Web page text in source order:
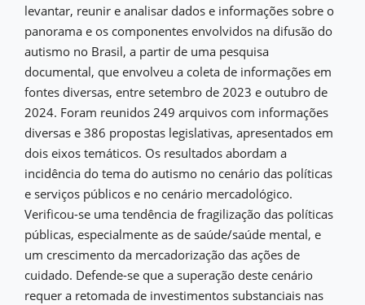
levantar, reunir e analisar dados e informações sobre o
panorama e os componentes envolvidos na difusão do
autismo no Brasil, a partir de uma pesquisa
documental, que envolveu a coleta de informações em
fontes diversas, entre setembro de 2023 e outubro de
2024. Foram reunidos 249 arquivos com informações
diversas e 386 propostas legislativas, apresentados em
dois eixos temáticos. Os resultados abordam a
incidência do tema do autismo no cenário das políticas
e serviços públicos e no cenário mercadológico.
Verificou-se uma tendência de fragilização das políticas
públicas, especialmente as de saúde/saúde mental, e
um crescimento da mercadorização das ações de
cuidado. Defende-se que a superação deste cenário
requer a retomada de investimentos substanciais nas